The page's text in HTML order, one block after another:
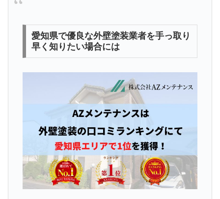
愛知県で優良な外壁塗装業者を手っ取り
早く知りたい場合には